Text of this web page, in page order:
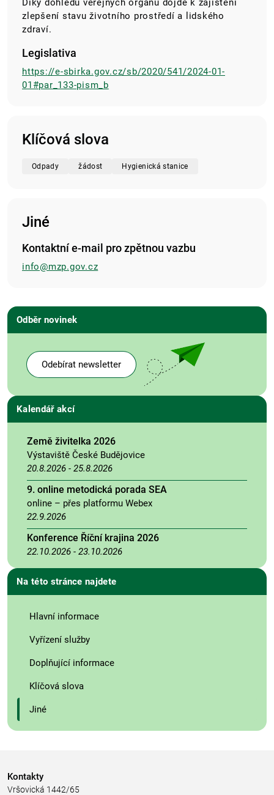
Díky dohledu veřejných orgánů dojde k zajištění
zlepšení stavu životního prostředí a lidského
zdraví.
Legislativa
https://e-sbirka.gov.cz/sb/2020/541/2024-01-
01#par_133-pism_b
Klíčová slova
Odpady žádost Hygienická stanice
Jiné
Kontaktní e-mail pro zpětnou vazbu
info@mzp.gov.cz
Odběr novinek
Odebírat newsletter
Kalendář akcí
Země živitelka 2026
Výstaviště České Budějovice
20.8.2026 - 25.8.2026
9. online metodická porada SEA
online – přes platformu Webex
22.9.2026
Konference Říční krajina 2026
22.10.2026 - 23.10.2026
Na této stránce najdete
Hlavní informace
Vyřízení služby
Doplňující informace
Klíčová slova
Jiné
Kontakty
Vršovická 1442/65